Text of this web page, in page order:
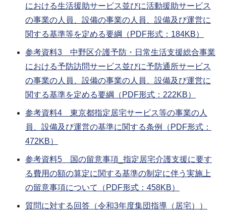
における生活援助サービス並びに活動援助サービス
の事業の人員、設備の事業の人員、設備及び運営に
関する基準等を定める要綱（PDF形式：184KB）
参考資料3 中野区介護予防・日常生活支援総合事業
における予防訪問サービス並びに予防通所サービス
の事業の人員、設備の事業の人員、設備及び運営に
関する基準を定める要綱（PDF形式：222KB）
参考資料4 東京都指定居宅サービス等の事業の人
員、設備及び運営の基準に関する条例（PDF形式：
472KB）
参考資料5 国の留意事項_指定居宅介護支援に要す
る費用の額の算定に関する基準の制定に伴う実施上
の留意事項について（PDF形式：458KB）
質問に対する回答（令和3年度集団指導（居宅））